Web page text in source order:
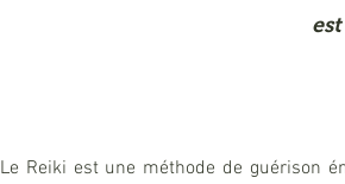
Le Reiki est une méthode de guérison